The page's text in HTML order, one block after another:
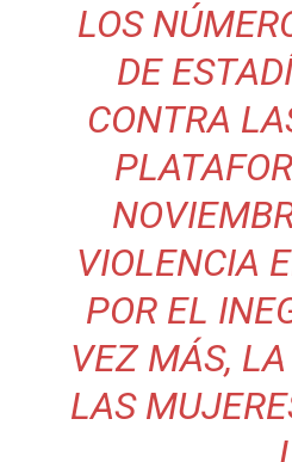
LOS
DE
CONTRA
VIOLENCIA
POR EL
VEZ MÁS,
LAS